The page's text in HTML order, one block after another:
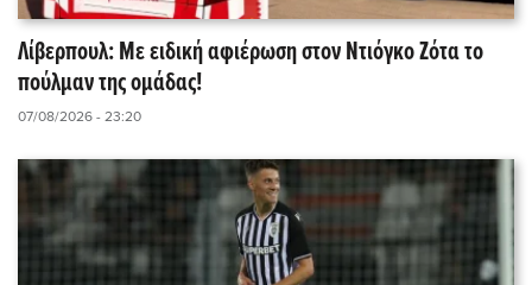
Λίβερπουλ: Με ειδική αφιέρωση στον Ντιόγκο Ζότα το
πούλμαν της ομάδας!
07/08/2026 - 23:20